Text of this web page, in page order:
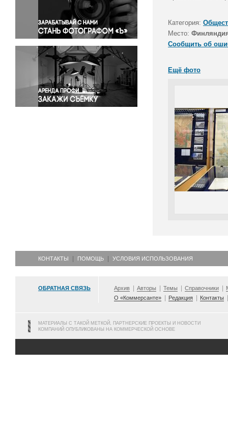
Правосудие
Происшествия и конфликты
Религия
Светская жизнь
Спорт
Экология
Экономика и бизнес
Категория:
Место:
Сообщить об
Ещё фото
КОНТАКТЫ ПОМОЩЬ УСЛОВИЯ ИСПОЛЬЗОВАНИЯ
ОБРАТНАЯ СВЯЗЬ Архив Авторы Темы Справочники
О «Коммерсанте»
Редакция Контакты
МАТЕРИАЛЫ С ТАКОЙ МЕТКОЙ, ПАРТНЕРСКИЕ ПРОЕКТЫ И НОВОСТИ
КОМПАНИЙ ОПУБЛИКОВАНЫ НА КОММЕРЧЕСКОЙ ОСНОВЕ